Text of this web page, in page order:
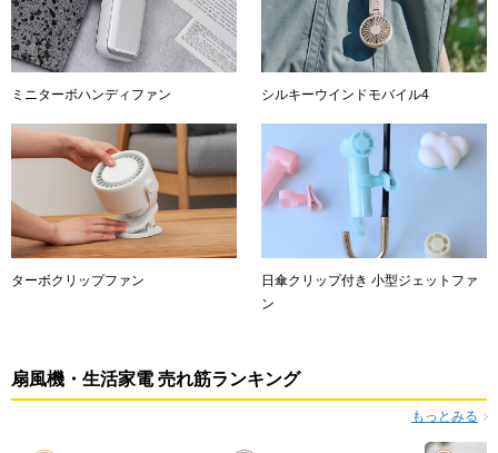
ミニターボハンディファン シルキーウインドモバイル4
ターボクリップファン
日傘クリップ付き 小型ジェットファ
ン
扇風機・生活家電 売れ筋ランキング
もっとみる